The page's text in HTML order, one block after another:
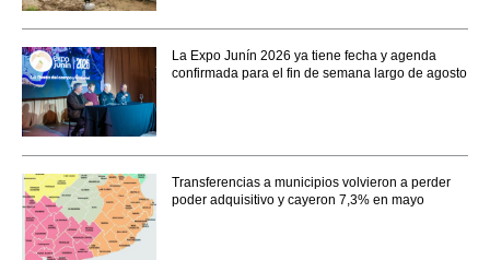
La Expo Junín 2026 ya tiene fecha y agenda
confirmada para el fin de semana largo de agosto
Transferencias a municipios volvieron a perder
poder adquisitivo y cayeron 7,3% en mayo